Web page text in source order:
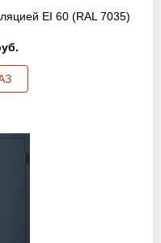
EI 60 (RAL 7035)